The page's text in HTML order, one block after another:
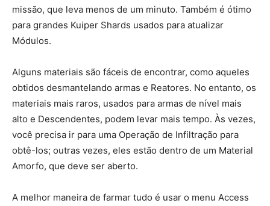
missão, que leva menos de um minuto. Também é ótimo
para grandes Kuiper Shards usados ​​para atualizar
Módulos.
Alguns materiais são fáceis de encontrar, como aqueles
obtidos desmantelando armas e Reatores. No entanto, os
materiais mais raros, usados ​​para armas de nível mais
alto e Descendentes, podem levar mais tempo. Às vezes,
você precisa ir para uma Operação de Infiltração para
obtê-los; outras vezes, eles estão dentro de um Material
Amorfo, que deve ser aberto.
A melhor maneira de farmar tudo é usar o menu Access